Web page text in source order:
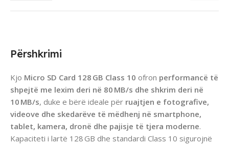
Përshkrimi
Kjo Micro SD Card 128 GB Class 10 ofron performancë të
shpejtë me lexim deri në 80 MB/s dhe shkrim deri në
10 MB/s, duke e bërë ideale për ruajtjen e fotografive,
videove dhe skedarëve të mëdhenj në smartphone,
tablet, kamera, dronë dhe pajisje të tjera moderne.
Kapaciteti i lartë 128 GB dhe standardi Class 10 sigurojnë